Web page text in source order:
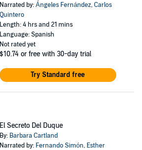
Narrated by:Ángeles Fernández,Carlos
Quintero
Length: 4 hrs and 21 mins
Language: Spanish
Not rated yet
$10.74 or free with 30-day trial
Try Standard free
El Secreto Del Duque
By: Barbara Cartland
Narrated by: Fernando Simón, Esther